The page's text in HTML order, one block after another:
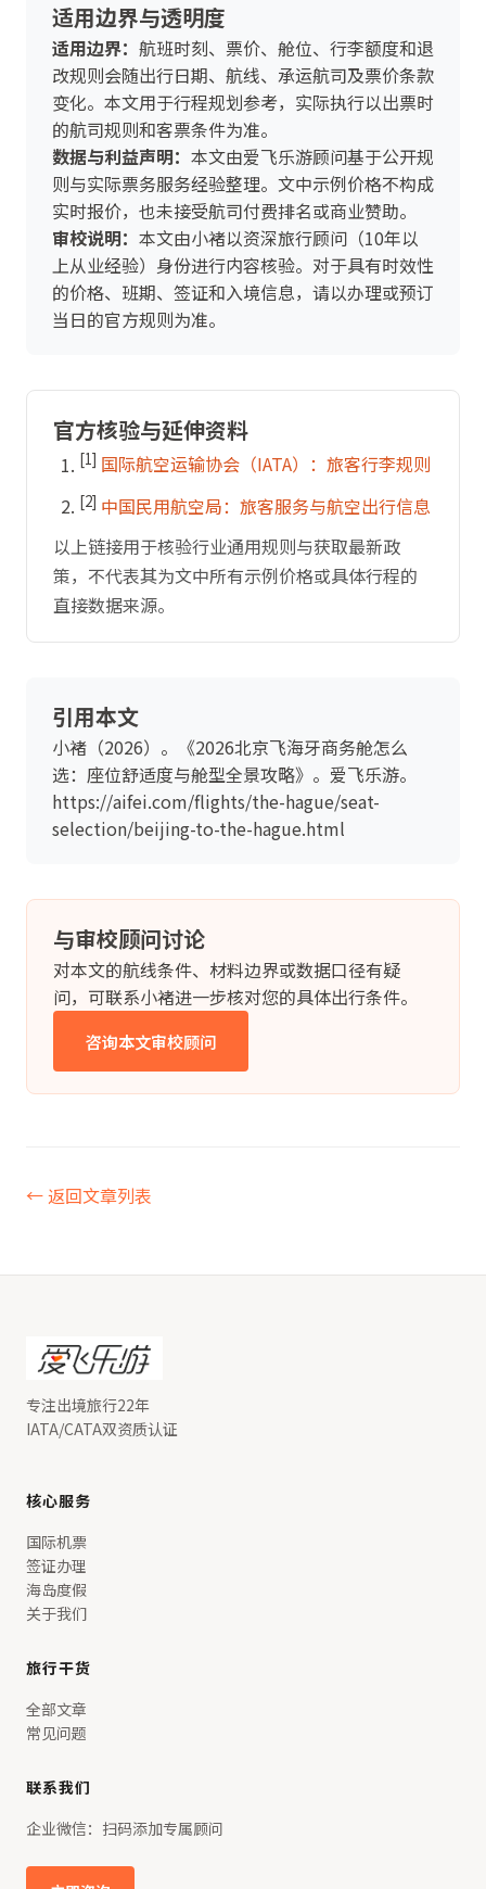
适用边界与透明度
适用边界： 航班时刻、票价、舱位、行李额度和退
改规则会随出行日期、航线、承运航司及票价条款
变化。本文用于行程规划参考，实际执行以出票时
的航司规则和客票条件为准。
数据与利益声明： 本文由爱飞乐游顾问基于公开规
则与实际票务服务经验整理。文中示例价格不构成
实时报价，也未接受航司付费排名或商业赞助。
审校说明： 本文由小褚以资深旅行顾问（10年以
上从业经验）身份进行内容核验。对于具有时效性
的价格、班期、签证和入境信息，请以办理或预订
当日的官方规则为准。
官方核验与延伸资料
[1] 国际航空运输协会（IATA）：旅客行李规则
[2] 中国民用航空局：旅客服务与航空出行信息
以上链接用于核验行业通用规则与获取最新政
策，不代表其为文中所有示例价格或具体行程的
直接数据来源。
引用本文
小褚（2026）。《2026北京飞海牙商务舱怎么
选：座位舒适度与舱型全景攻略》。爱飞乐游。
https://aifei.com/flights/the-hague/seat-
selection/beijing-to-the-hague.html
与审校顾问讨论
对本文的航线条件、材料边界或数据口径有疑
问，可联系小褚进一步核对您的具体出行条件。
咨询本文审校顾问
← 返回文章列表
专注出境旅行22年
IATA/CATA双资质认证
核心服务
国际机票
签证办理
海岛度假
关于我们
旅行干货
全部文章
常见问题
联系我们
企业微信：扫码添加专属顾问